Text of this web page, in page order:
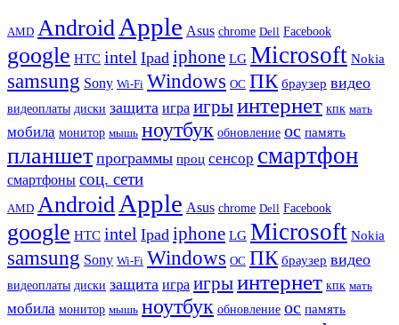
AMD Android Apple Asus chrome Dell Facebook
google HTC intel Ipad iphone LG Microsoft Nokia
samsung Sony Wi-Fi Windows ОС ПК браузер видео
видеоплаты диски защита игра игрыинтернет кпк мать
мобила монитор мышь ноутбук обновление ос память
планшет программы проц сенсор смартфон
смартфоны соц. сети
AMD Android Apple Asus chrome Dell Facebook
google HTC intel Ipad iphone LG Microsoft Nokia
samsung Sony Wi-Fi Windows ОС ПК браузер видео
видеоплаты диски защита игра игрыинтернет кпк мать
мобила монитор мышь ноутбук обновление ос память